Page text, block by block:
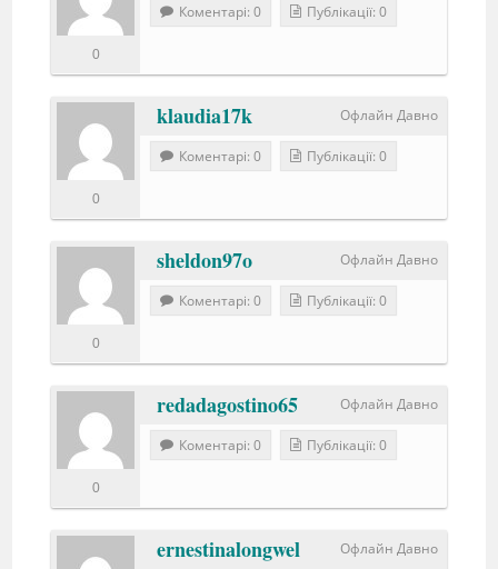
0
Коментарі: 0 Публікації: 0
Офлайн Давно
klaudia17k
0
Коментарі: 0 Публікації: 0
Офлайн Давно
sheldon97o
0
Коментарі: 0 Публікації: 0
Офлайн Давно
redadagostino65
0
Коментарі: 0 Публікації: 0
Офлайн Давно
ernestinalongwel